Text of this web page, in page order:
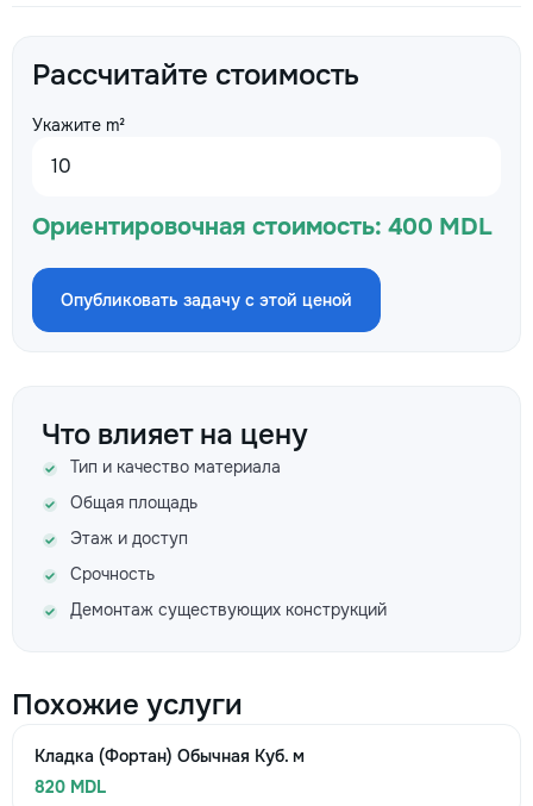
Рассчитайте стоимость
Укажите m²
Ориентировочная стоимость: 400 MDL
Опубликовать задачу с этой ценой
Что влияет на цену
Тип и качество материала
Общая площадь
Этаж и доступ
Срочность
Демонтаж существующих конструкций
Похожие услуги
Кладка (Фортан) Обычная Куб. м
820 MDL